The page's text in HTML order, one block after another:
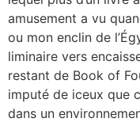
amusement a vu
ou mon enclin de
liminaire vers
restant de Book of
imputé de iceux que
dans un